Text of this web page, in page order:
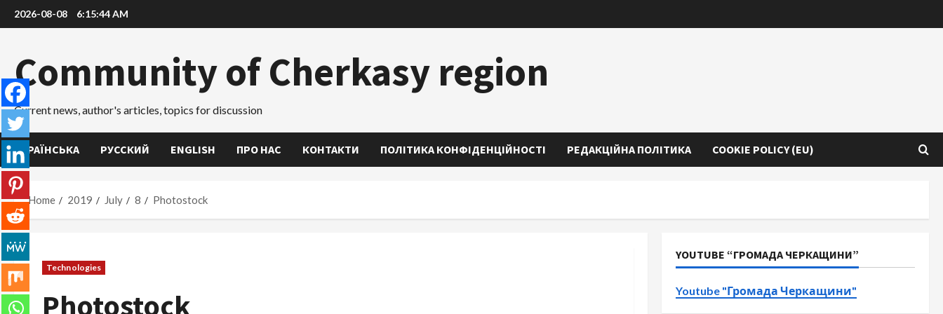
Skip
to
2026-08-08 6:15:45 AM
Community of Cherkasy region
Current news, author's articles, topics for discussion
УКРАЇНСЬКА РУССКИЙ ENGLISH ПРО НАС КОНТАКТИ ПОЛІТИКА КОНФІДЕНЦІЙНОСТІ РЕДАКЦІЙНА ПОЛІТИКА COOKIE POLICY (EU)
Home 2019 July 8 Photostock
Technologies
Photostock
YOUTUBE “ГРОМАДА ЧЕРКАЩИНИ”
Youtube "Громада Черкащини"